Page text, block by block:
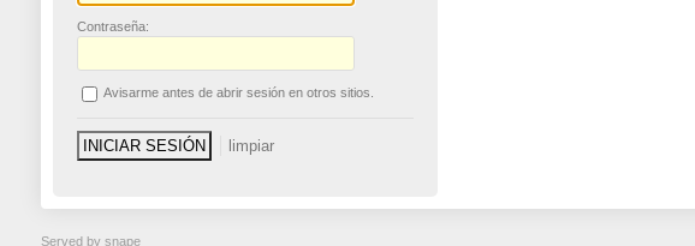
Contraseña:
Avisarme antes de abrir sesión en otros sitios.
Served by snape